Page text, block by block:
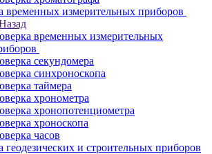
временных измерительных приборов
временных измерительных
секундомера
синхроноскопа
таймера
хронометра
хронопотенциометра
хроноскопа
часов
геодезических и строительных приборов